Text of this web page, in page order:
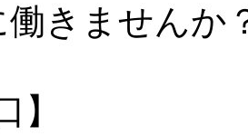
働きませんか
】